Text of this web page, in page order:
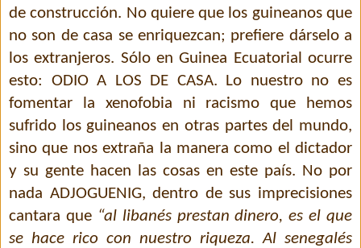
de construcción. No quiere que los guineanos que
no son de casa se enriquezcan; prefiere dárselo a
los extranjeros. Sólo en Guinea Ecuatorial ocurre
esto: ODIO A LOS DE CASA. Lo nuestro no es
fomentar la xenofobia ni racismo que hemos
sufrido los guineanos en otras partes del mundo,
sino que nos extraña la manera como el dictador
y su gente hacen las cosas en este país. No por
nada ADJOGUENIG, dentro de sus imprecisiones
cantara que “al libanés prestan dinero, es el que
se hace rico con nuestro riqueza. Al senegalés